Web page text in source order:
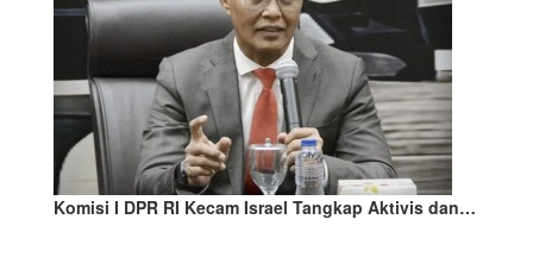
Komisi I DPR RI Kecam Israel Tangkap Aktivis dan…